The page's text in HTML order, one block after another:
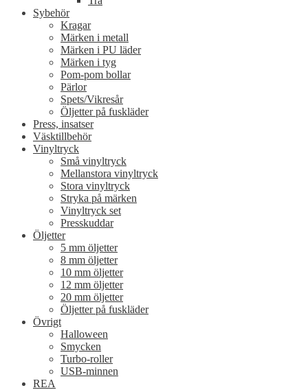
Sybehör
Kragar
Märken i metall
Märken i PU läder
Märken i tyg
Pom-pom bollar
Pärlor
Spets/Vikresår
Öljetter på fuskläder
Press, insatser
Väsktillbehör
Vinyltryck
Små vinyltryck
Mellanstora vinyltryck
Stora vinyltryck
Stryka på märken
Vinyltryck set
Presskuddar
Öljetter
5 mm öljetter
8 mm öljetter
10 mm öljetter
12 mm öljetter
20 mm öljetter
Öljetter på fuskläder
Övrigt
Halloween
Smycken
Turbo-roller
USB-minnen
REA